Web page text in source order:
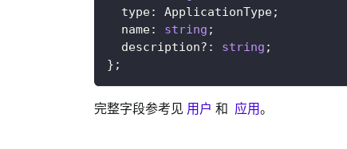
  type
: ApplicationType;
  name
: string ;
  description
? : string ;
} ;
完整字段参考见 用户 和 应用。